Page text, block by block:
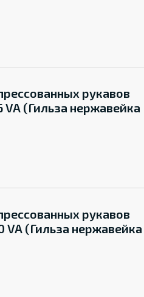
рукавов
VA (Гильза нержавейка
рукавов
VA (Гильза нержавейка